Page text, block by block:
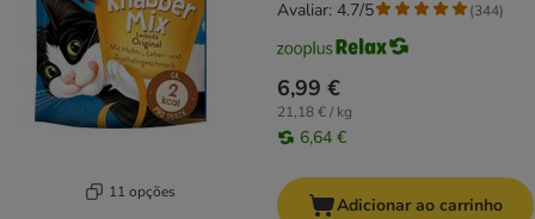
11 opções
6,99 €
21,18 € / kg
6,64 €
Avaliar: 4.7/5 (344)
Adicionar ao carrinho